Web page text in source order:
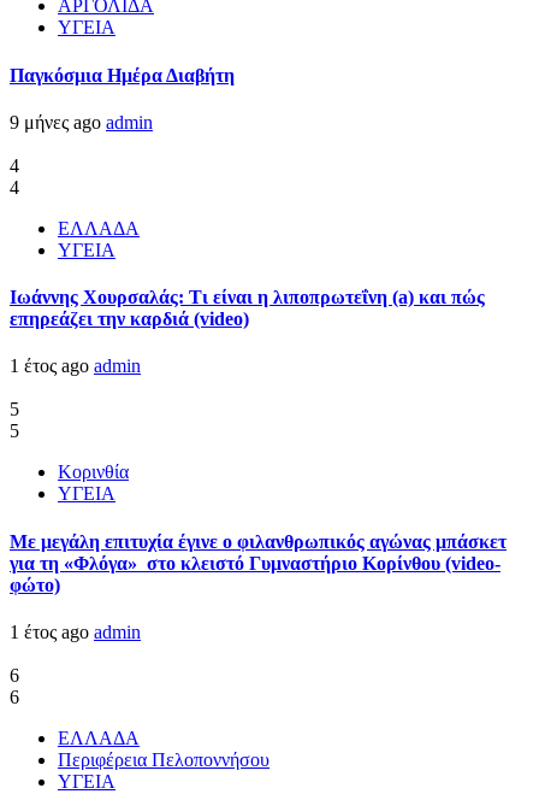
ΑΡΓΟΛΙΔΑ
ΥΓΕΙΑ
Παγκόσμια Ημέρα Διαβήτη
9 μήνες ago admin
4
4
ΕΛΛΑΔΑ
ΥΓΕΙΑ
Ιωάννης Χουρσαλάς: Τι είναι η λιποπρωτεΐνη (a) και πώς
επηρεάζει την καρδιά (video)
1 έτος ago admin
5
5
Κορινθία
ΥΓΕΙΑ
Με μεγάλη επιτυχία έγινε ο φιλανθρωπικός αγώνας μπάσκετ
για τη «Φλόγα» στο κλειστό Γυμναστήριο Κορίνθου (video-
φώτο)
1 έτος ago admin
6
6
ΕΛΛΑΔΑ
Περιφέρεια Πελοποννήσου
ΥΓΕΙΑ